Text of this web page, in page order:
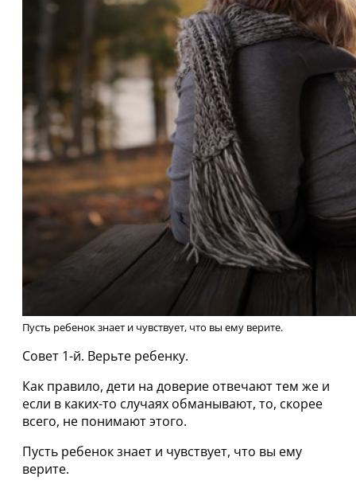
Пусть ребенок знает и чувствует, что вы ему верите.
Совет 1-й. Верьте ребенку.
Как правило, дети на доверие отвечают тем же и
если в каких-то случаях обманывают, то, скорее
всего, не понимают этого.
Пусть ребенок знает и чувствует, что вы ему
верите.